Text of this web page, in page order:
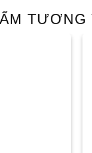
TƯƠNG